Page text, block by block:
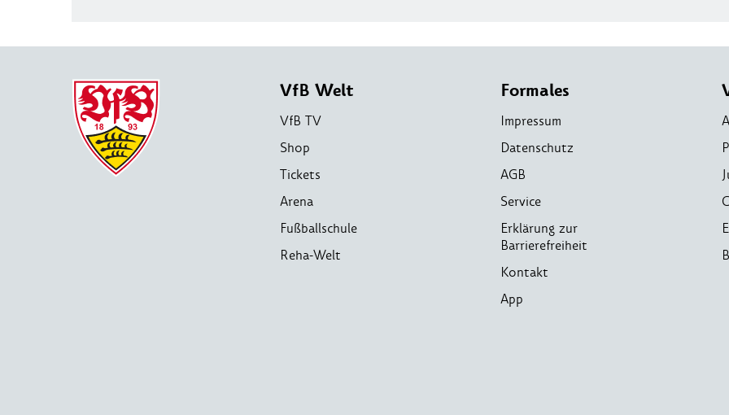
VfB Welt
VfB TV
Shop
Tickets
Arena
Fußballschule
Reha-Welt
Formales
Impressum
Datenschutz
AGB
Service
Erklärung zur
Barrierefreiheit
Kontakt
App